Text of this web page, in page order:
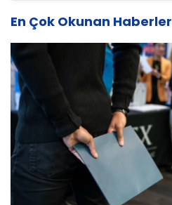
En Çok Okunan Haberler